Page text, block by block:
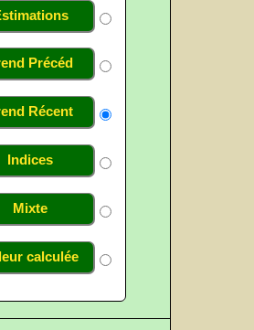
Précéd
Récent
Indices
Mixte
calculée